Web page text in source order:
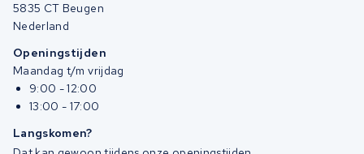
5835 CT Beugen
Nederland
Openingstijden
Maandag t/m vrijdag
9:00 - 12:00
13:00 - 17:00
Langskomen?